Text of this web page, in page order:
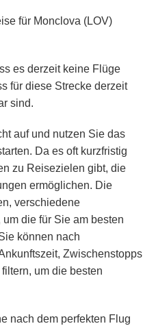
für Monclova (LOV)
es derzeit keine Flüge
für diese Strecke derzeit
sind.
auf und nutzen Sie das
Da es oft kurzfristig
zu Reisezielen gibt, die
ermöglichen. Die
verschiedene
die für Sie am besten
können nach
Zwischenstopps
um die besten
nach dem perfekten Flug